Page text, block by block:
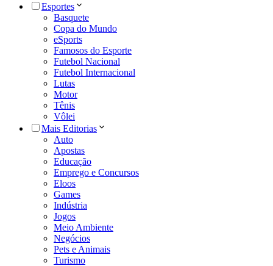
Esportes
Basquete
Copa do Mundo
eSports
Famosos do Esporte
Futebol Nacional
Futebol Internacional
Lutas
Motor
Tênis
Vôlei
Mais Editorias
Auto
Apostas
Educação
Emprego e Concursos
Eloos
Games
Indústria
Jogos
Meio Ambiente
Negócios
Pets e Animais
Turismo